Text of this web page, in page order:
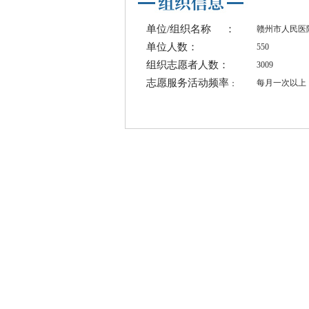
单位/组织名称 ： 赣州市人民医
单位人数： 550
组织志愿者人数： 3009
志愿服务活动频率 ： 每月一次以上